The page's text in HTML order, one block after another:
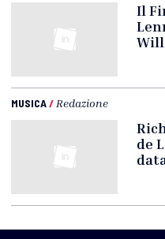
Il
MUSICA/ Redazione
de